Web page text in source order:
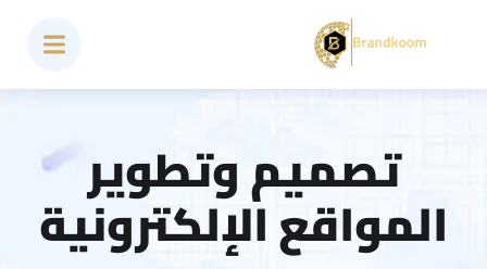
تصميم وتطوير
المواقع الإلكترونية